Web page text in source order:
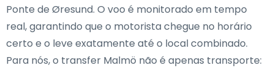
Ponte de Øresund. O voo é monitorado em tempo
real, garantindo que o motorista chegue no horário
certo e o leve exatamente até o local combinado.
Para nós, o transfer Malmö não é apenas transporte: